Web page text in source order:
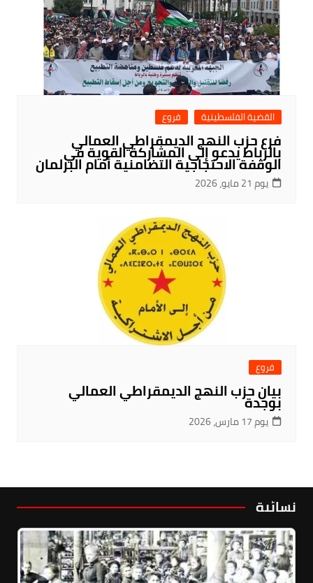
القضية الفلسطينية فروع
فرع حزب النهج الديمقراطي العمالي
بالرباط يدعو إلى المشاركة القوية في
الوقفة الاحتجاجية التضامنية أمام البرلمان
يوم 21 مايو، 2026
فروع
بيان حزب النهج الديمقراطي العمالي
بوجدة
يوم 17 مارس، 2026
نسائية